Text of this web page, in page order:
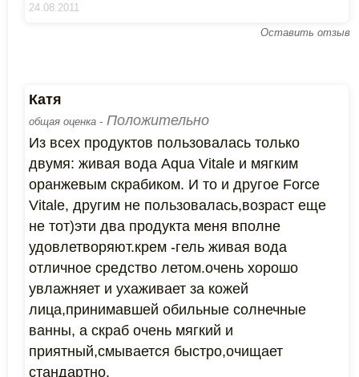
24.08.2011
Оставить отзыв
Катя
общая оценка - Положительно
Из всех продуктов пользовалась только
двумя: живая вода Aqua Vitale и мягким
оранжевым скрабиком. И то и другое Force
Vitale, другим не пользовалась,возраст еще
не тот)эти два продукта меня вполне
удовлетворяют.крем -гель живая вода
отличное средство летом.очень хорошо
увлажняет и ухаживает за кожей
лица,принимавшей обильные солнечные
ванны, а скраб очень мягкий и
приятный,смывается быстро,очищает
стандартно.